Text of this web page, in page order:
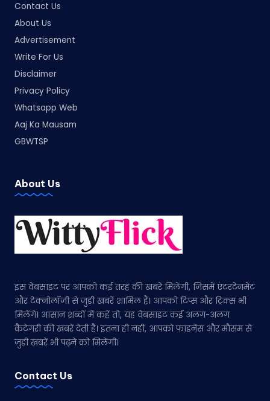
Contact Us
About Us
Advertisement
Write For Us
Disclaimer
Privacy Policy
Whatsapp Web
Aaj Ka Mausam
GBWTSP
About Us
इस वेबसाइट पर आपको कई तरह की खबरें मिलेंगी, जिसमें एंटरटेनमेंट
और टेक्नोलॉजी से जुड़ी खबरें शामिल हैं। आपको टिप्स और ट्रिक्स भी
मिलेंगे। आसान शब्दों में कहें तो, यह वेबसाइट कई अलग-अलग
कैटेगरी की खबरें देती है। इतना ही नहीं, आपको फाइनेंस और मौसम से
जुड़ी खबरें भी पढ़ने को मिलेंगी।
Contact Us